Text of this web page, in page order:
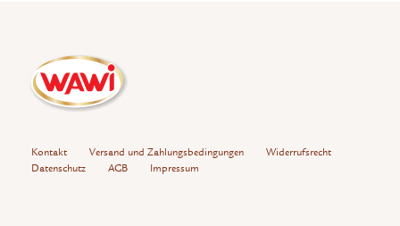
Kontakt Versand und Zahlungsbedingungen
Widerrufsrecht
Datenschutz
AGB Impressum